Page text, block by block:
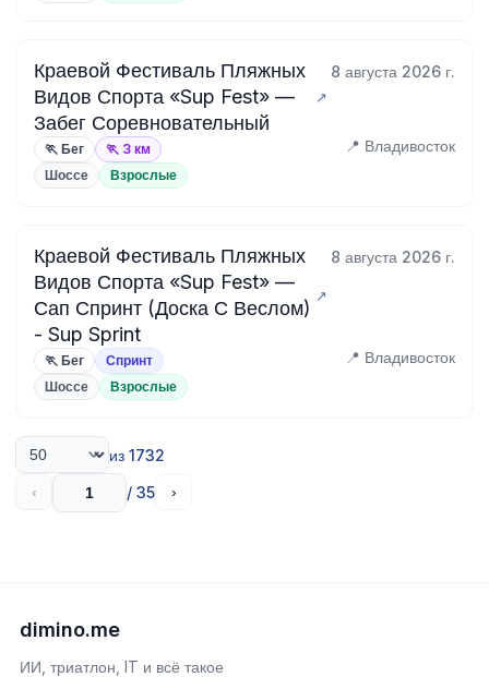
Краевой Фестиваль Пляжных
Видов Спорта «Sup Fest» —
Забег Соревновательный
8 августа 2026 г.
🏃 Бег 🏃 3 км 📍 Владивосток
Шоссе Взрослые
Краевой Фестиваль Пляжных
Видов Спорта «Sup Fest» —
Сап Спринт (Доска С Веслом)
- Sup Sprint
8 августа 2026 г.
🏃 Бег Спринт 📍 Владивосток
Шоссе Взрослые
из 1732
‹ / 35 ›
dimino.me
ИИ, триатлон, IT и всё такое